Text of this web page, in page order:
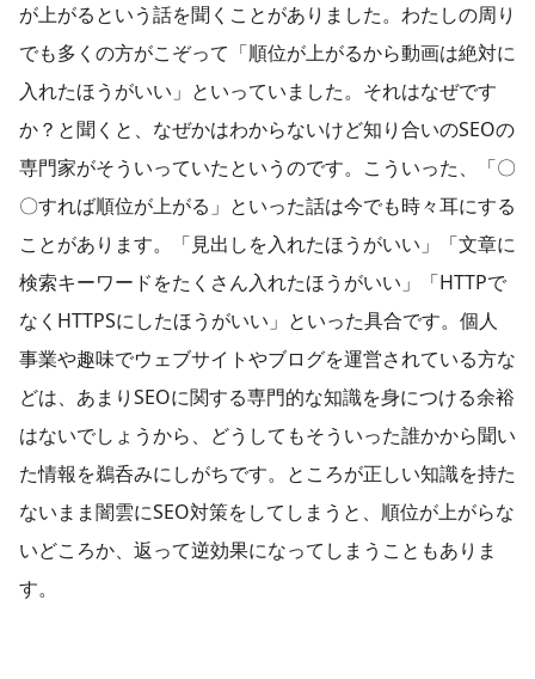
が上がるという話を聞くことがありました。わたしの周り
でも多くの方がこぞって「順位が上がるから動画は絶対に
入れたほうがいい」といっていました。それはなぜです
か？と聞くと、なぜかはわからないけど知り合いのSEOの
専門家がそういっていたというのです。こういった、「〇
〇すれば順位が上がる」といった話は今でも時々耳にする
ことがあります。「見出しを入れたほうがいい」「文章に
検索キーワードをたくさん入れたほうがいい」「HTTPで
なくHTTPSにしたほうがいい」といった具合です。個人
事業や趣味でウェブサイトやブログを運営されている方な
どは、あまりSEOに関する専門的な知識を身につける余裕
はないでしょうから、どうしてもそういった誰かから聞い
た情報を鵜呑みにしがちです。ところが正しい知識を持た
ないまま闇雲にSEO対策をしてしまうと、順位が上がらな
いどころか、返って逆効果になってしまうこともありま
す。